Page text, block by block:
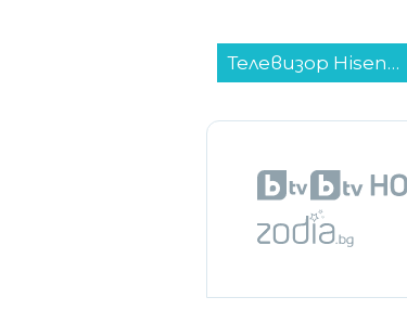
Смартфон Realme 14 5G 256/8 SILVER , 256 GB, 8 GB...